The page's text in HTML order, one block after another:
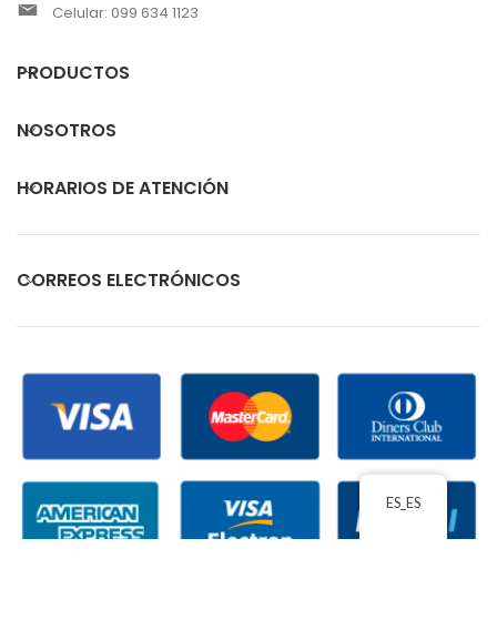
Celular: 099 634 1123
PRODUCTOS
NOSOTROS
HORARIOS DE ATENCIÓN
CORREOS ELECTRÓNICOS
ES_ES